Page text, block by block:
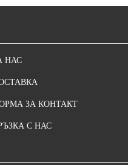
НАС
ЗА КОНТАКТ
С НАС